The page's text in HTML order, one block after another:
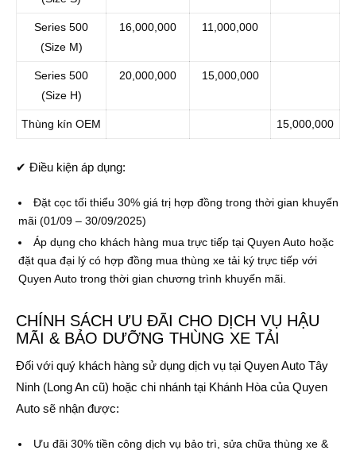
Series 500
(Size M)
16,000,000 11,000,000
Series 500
(Size H)
20,000,000 15,000,000
Thùng kín OEM 15,000,000
✔ Điều kiện áp dụng:
Đặt cọc tối thiểu 30% giá trị hợp đồng trong thời gian khuyến
mãi (01/09 – 30/09/2025)
Áp dụng cho khách hàng mua trực tiếp tại Quyen Auto hoặc
đặt qua đại lý có hợp đồng mua thùng xe tải ký trực tiếp với
Quyen Auto trong thời gian chương trình khuyến mãi.
CHÍNH SÁCH ƯU ĐÃI CHO DỊCH VỤ HẬU
MÃI & BẢO DƯỠNG THÙNG XE TẢI
Đối với quý khách hàng sử dụng dịch vụ tại Quyen Auto Tây
Ninh (Long An cũ) hoặc chi nhánh tại Khánh Hòa của Quyen
Auto sẽ nhận được:
Ưu đãi 30% tiền công dịch vụ bảo trì, sửa chữa thùng xe &